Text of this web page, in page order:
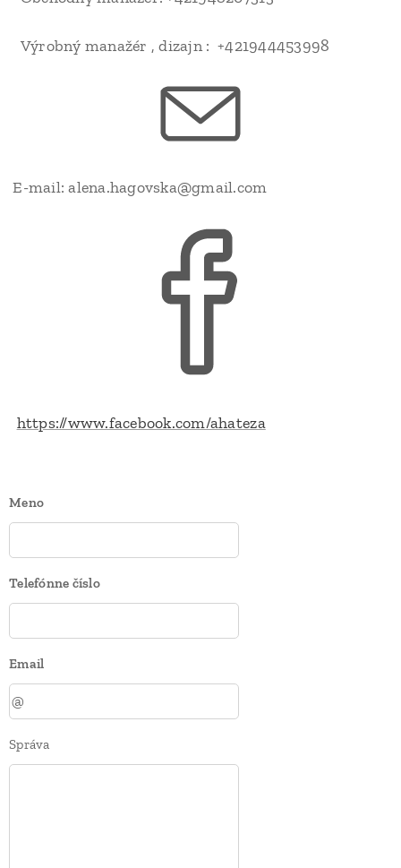
Výrobný manažér , dizajn : +421944453998
E-mail: alena.hagovska@gmail.com
https://www.facebook.com/ahateza
Meno
Telefónne číslo
Email
Správa